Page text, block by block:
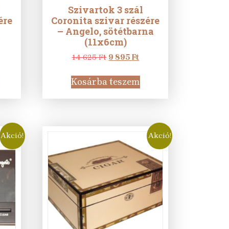
Ft.
Szivartok 3 szál
Coronita szivar részére
– Angelo, sötétbarna
(11x6cm)
14 625Ft Original
was:
14
625 Ft.
9 895FtCurrent
is:
9
895 Ft.
Kosárba teszem
Akció! Akció!